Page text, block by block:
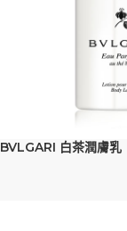
BVLGARI 白茶潤膚乳